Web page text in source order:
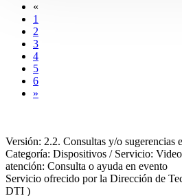
«
1
2
3
4
5
6
»
Versión: 2.2. Consultas y/o sugerencias
Categoría: Dispositivos / Servicio:
atención: Consulta o ayuda en evento
Servicio ofrecido por la Dirección de
DTI )